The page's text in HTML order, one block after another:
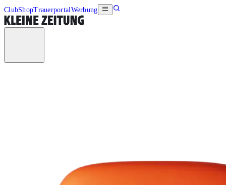
ClubShopTrauerportalWerbung